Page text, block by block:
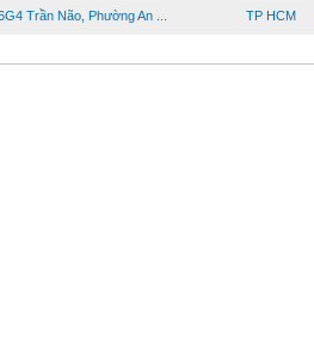
Trần Não, Phường An ... TP HCM